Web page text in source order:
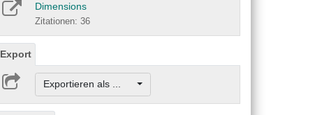
Dimensions
Zitationen: 36
Export
Exportieren als ...